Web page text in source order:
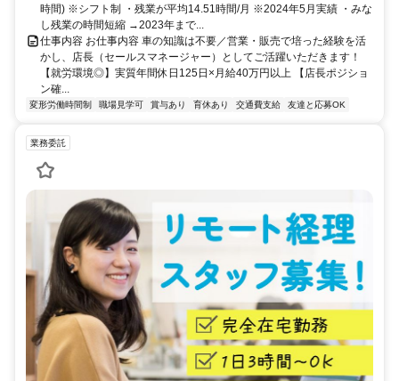
時間) ※シフト制 ・残業が平均14.51時間/月 ※2024年5月実績 ・みな
し残業の時間短縮 →2023年まで...
仕事内容 お仕事内容 車の知識は不要／営業・販売で培った経験を活
かし、店長（セールスマネージャー）としてご活躍いただきます！
【就労環境◎】実質年間休日125日×月給40万円以上 【店長ポジショ
ン確...
変形労働時間制 職場見学可 賞与あり 育休あり 交通費支給 友達と応募OK
業務委託